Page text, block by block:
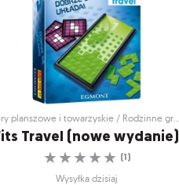
Wysyłka dzisiaj
39,95zł
Gry planszowe i towarzyskie / Rodzinne gry planszowe
Travel (nowe wydanie)
☆
☆
☆
☆
☆ (1)
Wysyłka dzisiaj